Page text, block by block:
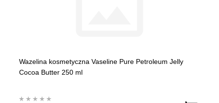
Wazelina kosmetyczna Vaseline Pure Petroleum Jelly
Cocoa Butter 250 ml